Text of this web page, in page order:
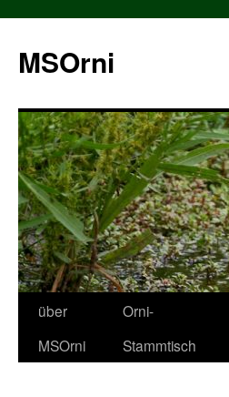
MSOrni
über
MSOrni
Orni-
Stammtisch